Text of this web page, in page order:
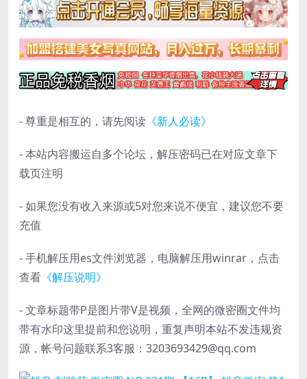
- 尊重是相互的，请先阅读 《新人必读》
- 本站内容搬运自多个论坛，解压密码已在对应文章下
载页注明
- 如果您没有收入来源或5对您来说不便宜，建议您不要
充值
- 手机解压用es文件浏览器，电脑解压用winrar，点击
查看 《解压说明》
- 文章标题带P是图片带V是视频，全网的微密圈文件均
带有水印这里提前和您说明，重复声明本站不发违规资
源，帐号问题联系3客服：3203693429@qq.com